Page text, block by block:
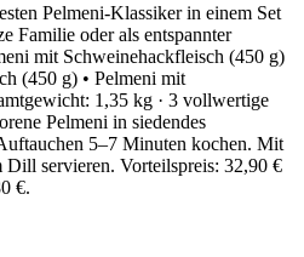
Pelmeni-Klassiker in einem Set
Familie oder als entspannter
mit Schweinehackfleisch (450 g)
(450 g) • Pelmeni mit
1,35 kg · 3 vollwertige
Pelmeni in siedendes
5–7 Minuten kochen. Mit
Dill servieren. Vorteilspreis: 32,90 €
€.